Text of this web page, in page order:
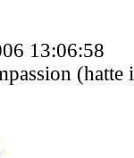
13:06:58
(hatte